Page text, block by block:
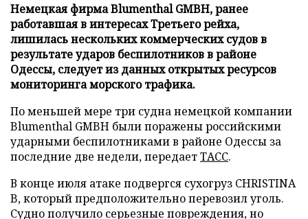
Немецкая фирма Blumenthal GMBH, ранее
работавшая в интересах Третьего рейха,
лишилась нескольких коммерческих судов в
результате ударов беспилотников в районе
Одессы, следует из данных открытых ресурсов
мониторинга морского трафика.
По меньшей мере три судна немецкой компании
Blumenthal GMBH были поражены российскими
ударными беспилотниками в районе Одессы за
последние две недели, передаетТАСС.
В конце июля атаке подвергся сухогруз CHRISTINA
B, который предположительно перевозил уголь.
Судно получило серьезные повреждения, но